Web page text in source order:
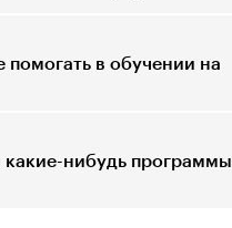
помогать в обучении на
какие-нибудь программы